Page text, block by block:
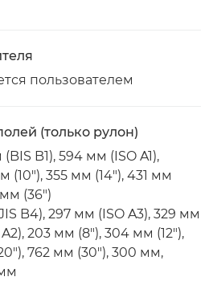
пользователем
(только рулон)
B1), 594 мм (ISO A1),
(10"), 355 мм (14"), 431 мм
(36")
B4), 297 мм (ISO A3), 329 мм
203 мм (8"), 304 мм (12"),
762 мм (30"), 300 мм,